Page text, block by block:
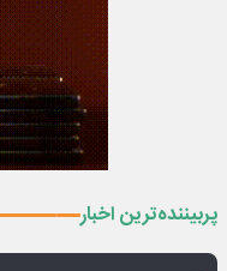
پربیننده‌ترین اخبار